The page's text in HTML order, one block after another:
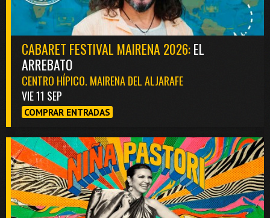
CABARET FESTIVAL MAIRENA 2026:EL
ARREBATO
CENTRO HÍPICO. MAIRENA DEL ALJARAFE
VIE 11 SEP
COMPRAR ENTRADAS